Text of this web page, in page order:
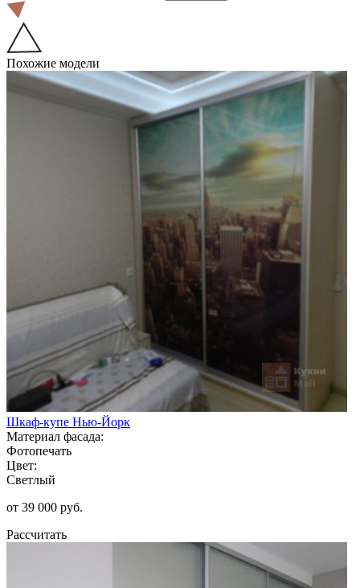
Похожие модели
Шкаф-купе Нью-Йорк
Материал фасада:
Фотопечать
Цвет:
Светлый
от 39 000 руб.
Рассчитать